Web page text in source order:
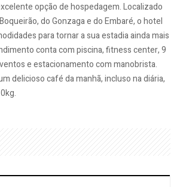
opção de hospedagem. Localizado
do Gonzaga e do Embaré, o hotel
para tornar a sua estadia ainda mais
conta com piscina, fitness center, 9
e estacionamento com manobrista.
delicioso café da manhã, incluso na diária,